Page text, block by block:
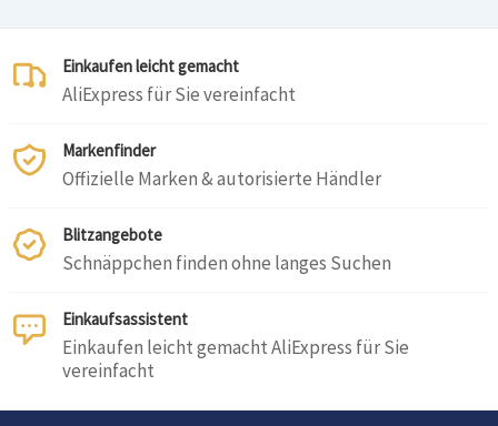
Einkaufen leicht gemacht
AliExpress für Sie vereinfacht
Markenfinder
Offizielle Marken & autorisierte Händler
Blitzangebote
Schnäppchen finden ohne langes Suchen
Einkaufsassistent
Einkaufen leicht gemacht AliExpress für Sie
vereinfacht